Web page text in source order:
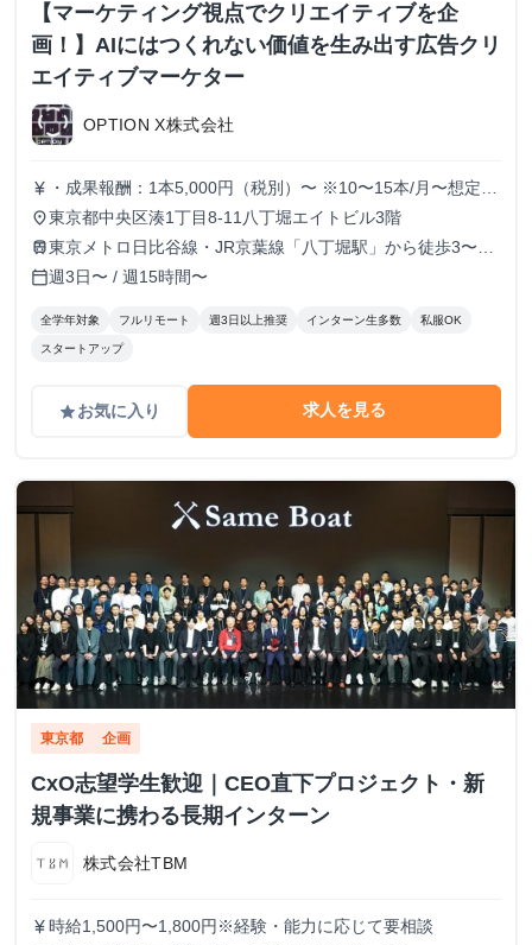
【マーケティング視点でクリエイティブを企
画！】AIにはつくれない価値を生み出す広告クリ
エイティブマーケター
OPTION X株式会社
currency_yen ・成果報酬：1本5,000円（税別）〜 ※10〜15本/月〜想定
※経験、実績、能力等によって変動 ※トライアル期間の場
合変動あり
place東京都中央区湊1丁目8-11八丁堀エイトビル3階
train東京メトロ日比谷線・JR京葉線「八丁堀駅」から徒歩3〜6
分
calendar_today週3日〜 / 週15時間〜
全学年対象 フルリモート 週3日以上推奨 インターン生多数 私服OK
スタートアップ
gradeお気に入り 求人を見る
東京都 企画
CxO志望学生歓迎｜CEO直下プロジェクト・新
規事業に携わる長期インターン
株式会社TBM
currency_yen 時給1,500円〜1,800円※経験・能力に応じて要相談